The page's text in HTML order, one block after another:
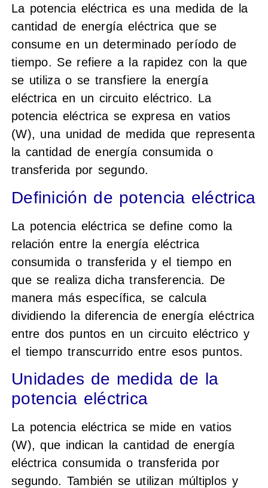
La potencia eléctrica es una medida de la
cantidad de energía eléctrica que se
consume en un determinado período de
tiempo. Se refiere a la rapidez con la que
se utiliza o se transfiere la energía
eléctrica en un circuito eléctrico. La
potencia eléctrica se expresa en vatios
(W), una unidad de medida que representa
la cantidad de energía consumida o
transferida por segundo.
Definición de potencia eléctrica
La potencia eléctrica se define como la
relación entre la energía eléctrica
consumida o transferida y el tiempo en
que se realiza dicha transferencia. De
manera más específica, se calcula
dividiendo la diferencia de energía eléctrica
entre dos puntos en un circuito eléctrico y
el tiempo transcurrido entre esos puntos.
Unidades de medida de la
potencia eléctrica
La potencia eléctrica se mide en vatios
(W), que indican la cantidad de energía
eléctrica consumida o transferida por
segundo. También se utilizan múltiplos y